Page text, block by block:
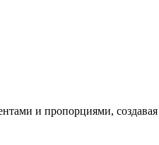
и пропорциями,